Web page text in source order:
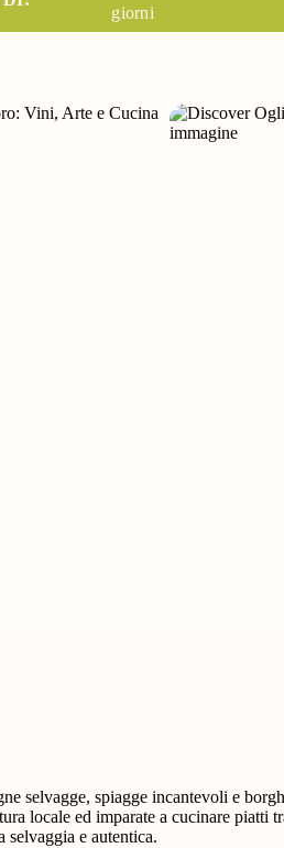
giorni
selvagge, spiagge incantevoli e
locale ed imparate a cucinare piatti
selvaggia e autentica.